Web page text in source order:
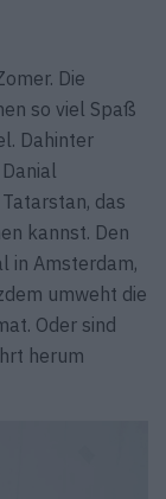
Die
so viel Spaß
Dahinter
das
kannst. Den
in Amsterdam,
umweht die
Oder sind
herum